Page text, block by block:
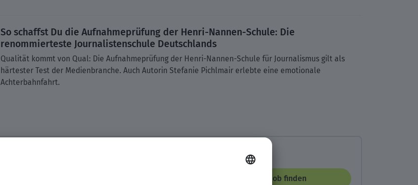
So schaffst Du die Aufnahmeprüfung der Henri-Nannen-Schule: Die
renommierteste Journalistenschule Deutschlands
Qualität kommt von Qual: Die Aufnahmeprüfung der Henri-Nannen-Schule für Journalismus gilt als
härtester Test der Medienbranche. Auch Autorin Stefanie Pichlmair erlebte eine emotionale
Achterbahnfahrt.
Job finden